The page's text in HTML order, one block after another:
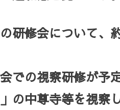
研修会について、
での視察研修が予
の中尊寺等を視察